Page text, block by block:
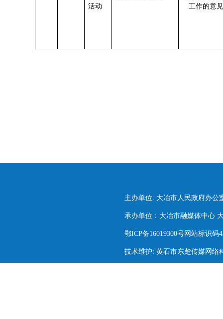
活动
工作的意
主办单位: 大冶市人民政府办公
承办单位：大冶市融媒体中心
鄂ICP备16019300号网站标识码
技术维护: 黄石市东楚传媒网络